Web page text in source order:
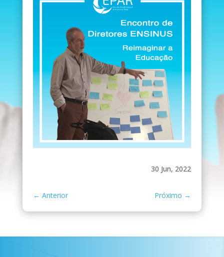
30 Jun, 2022
← Anterior Próximo →